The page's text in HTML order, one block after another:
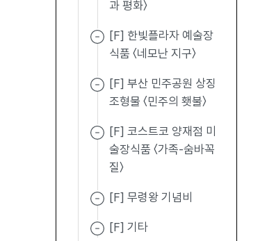
과 평화〉
[F] 한빛플라자 예술장
식품 〈네모난 지구〉
[F] 부산 민주공원 상징
조형물 〈민주의 횃불〉
[F] 코스트코 양재점 미
술장식품 〈가족-숨바꼭
질〉
[F] 무령왕 기념비
[F] 기타